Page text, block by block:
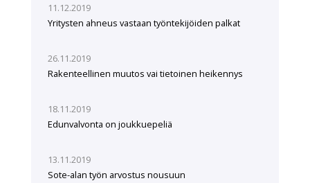
11.12.2019
Yritysten ahneus vastaan työntekijöiden palkat
26.11.2019
Rakenteellinen muutos vai tietoinen heikennys
18.11.2019
Edunvalvonta on joukkuepeliä
13.11.2019
Sote-alan työn arvostus nousuun